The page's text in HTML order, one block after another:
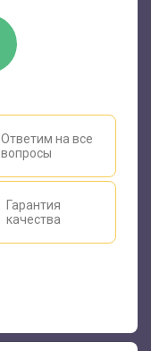
Ответим на все
вопросы
Гарантия
качества